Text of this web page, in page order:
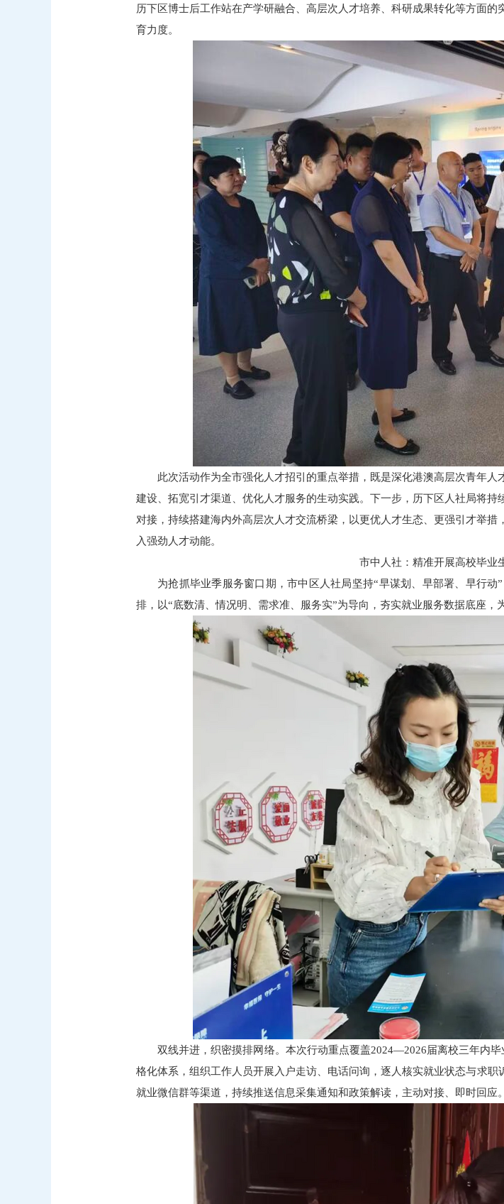
历下区博士后工作站在产学研融合、高层次人才培养、科研成果转化等方面
育力度。
此次活动作为全市强化人才招引的重点举措，既是深化港澳高层次青年
建设、拓宽引才渠道、优化人才服务的生动实践。下一步，历下区人社局将
对接，持续搭建海内外高层次人才交流桥梁，以更优人才生态、更强引才举
入强劲人才动能。
市中人社：精准开展高校毕业
为抢抓毕业季服务窗口期，市中区人社局坚持“早谋划、早部署、早行
排，以“底数清、情况明、需求准、服务实”为导向，夯实就业服务数据底座，
双线并进，织密摸排网络。本次行动重点覆盖2024—2026届离校三年内
格化体系，组织工作人员开展入户走访、电话问询，逐人核实就业状态与求
就业微信群等渠道，持续推送信息采集通知和政策解读，主动对接、即时回应